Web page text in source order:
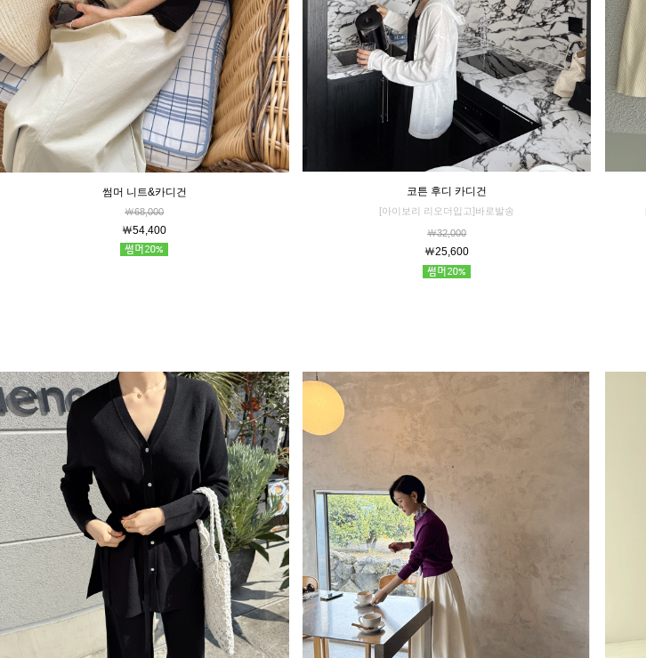
썸머 니트&카디건
￦68,000
￦54,400
코튼 후디 카디건
[아이보리 리오더입고]바로발송
￦32,000
￦25,600